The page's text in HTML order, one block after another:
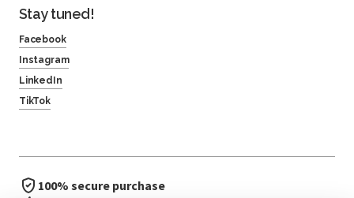
Stay tuned!
Facebook
Instagram
LinkedIn
TikTok
100% secure purchase